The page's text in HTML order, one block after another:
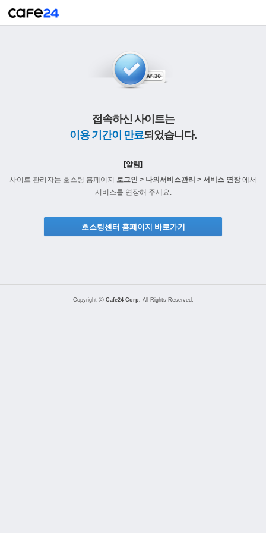
접속하신 사이트는
이용 기간이 만료되었습니다.
[알림]
사이트 관리자는 호스팅 홈페이지 로그인 > 나의서비스관리 > 서비스 연장에서
서비스를 연장해 주세요.
호스팅센터 홈페이지 바로가기
Copyright ⓒ Cafe24 Corp. All Rights Reserved.